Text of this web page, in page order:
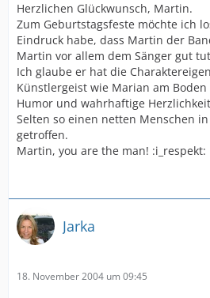
Herzlichen Glückwunsch, Martin.
Zum Geburtstagsfeste möchte ich
Eindruck habe, dass Martin der
Martin vor allem dem Sänger gut
Ich glaube er hat die
Künstlergeist wie Marian am
Humor und wahrhaftige
Selten so einen netten Menschen
getroffen.
Martin, you are the man! :i_respekt:
Jarka
18. November 2004 um 09:45